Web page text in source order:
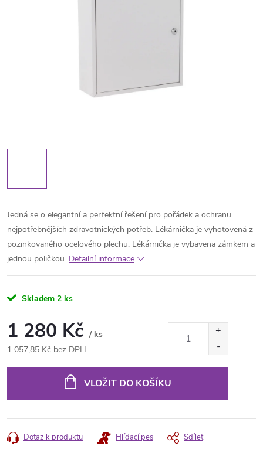
Jedná se o elegantní a perfektní řešení pro pořádek a ochranu
nejpotřebnějších zdravotnických potřeb. Lékárnička je vyhotovená z
pozinkovaného ocelového plechu. Lékárnička je vybavena zámkem a
jednou poličkou. Detailní informace
Skladem 2 ks
1 280 Kč / ks
1 057,85 Kč bez DPH
VLOŽIT DO KOŠÍKU
Dotaz k produktu Hlídací pes Sdílet